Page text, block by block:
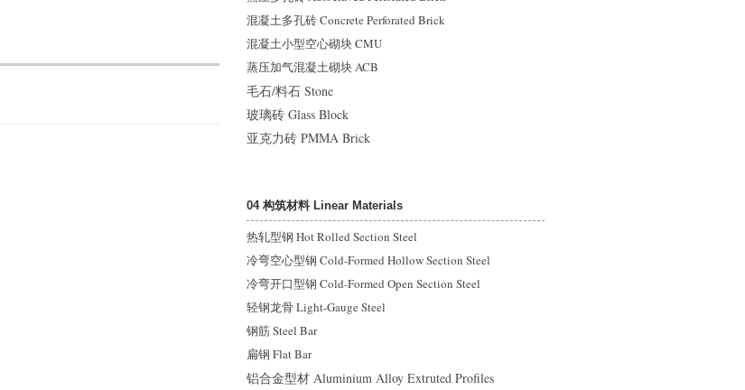
混凝土多孔砖 Concrete Perforated Brick
混凝土小型空心砌块 CMU
蒸压加气混凝土砌块 ACB
毛石/料石 Stone
玻璃砖 Glass Block
亚克力砖 PMMA Brick
04 构筑材料 Linear Materials
热轧型钢 Hot Rolled Section Steel
冷弯空心型钢 Cold-Formed Hollow Section Steel
冷弯开口型钢 Cold-Formed Open Section Steel
轻钢龙骨 Light-Gauge Steel
钢筋 Steel Bar
扁钢 Flat Bar
铝合金型材 Aluminium Alloy Extruted Profiles